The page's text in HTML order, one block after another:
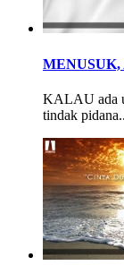
KALAU ada
tindak